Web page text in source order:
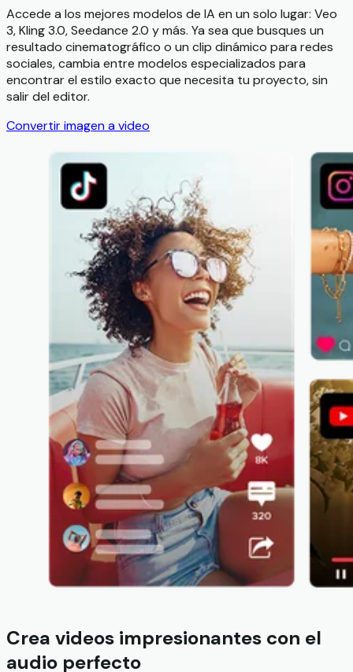
Accede a los mejores modelos de IA en un solo lugar: Veo
3, Kling 3.0, Seedance 2.0 y más. Ya sea que busques un
resultado cinematográfico o un clip dinámico para redes
sociales, cambia entre modelos especializados para
encontrar el estilo exacto que necesita tu proyecto, sin
salir del editor.
Convertir imagen a video
Crea videos impresionantes con el
audio perfecto